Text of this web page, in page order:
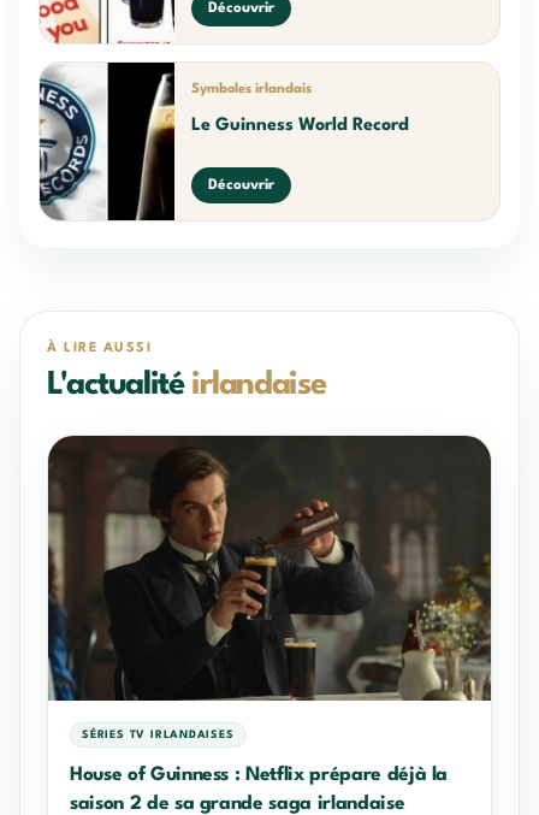
Découvrir
Symboles irlandais
Le Guinness World Record
Découvrir
À LIRE AUSSI
L'actualité irlandaise
SÉRIES TV IRLANDAISES
House of Guinness : Netflix prépare déjà la
saison 2 de sa grande saga irlandaise